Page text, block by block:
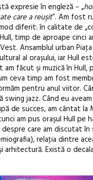
expresie în engleză – „
care a reuşit”. Am fost
diferit: în calitate de
timp de aproape cinci
Ansamblul urban
al oraşului, iar Hull
făcut şi muzică în Hull,
ceva timp am fost
pentru anul viitor.
jazz. Când eu
de succes, am cântat la
am pus oraşul Hull pe
care am discutat
relaţia dintre
arhitectură. Există o